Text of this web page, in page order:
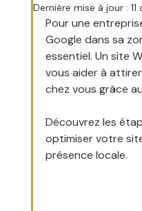
Dernière mise à jour :
Pour une
Google dans sa
essentiel. Un site
vous aider à
chez vous grâce
Découvrez les
optimiser votre
présence locale.